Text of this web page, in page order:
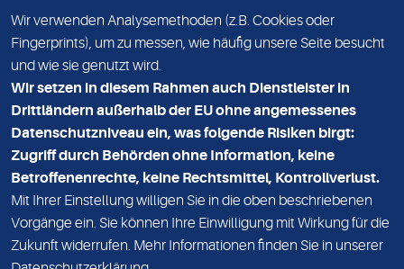
DATENSCHUTZ
KONTAKT
NEWSLETTER
ADRESSE
MVZ Medizinisches Labor Nord MLN GmbH
Essener Straße 108
22419 Hamburg
Wir verwenden Analysemethoden (z.B. Cookies oder
Fingerprints), um zu messen, wie häufig unsere Seite besucht
und wie sie genutzt wird.
Wir setzen in diesem Rahmen auch Dienstleister in
Drittländern außerhalb der EU ohne angemessenes
Datenschutzniveau ein, was folgende Risiken birgt:
Zugriff durch Behörden ohne Information, keine
Betroffenenrechte, keine Rechtsmittel, Kontrollverlust.
Mit Ihrer Einstellung willigen Sie in die oben beschriebenen
Vorgänge ein. Sie können Ihre Einwilligung mit Wirkung für die
Zukunft widerrufen. Mehr Informationen finden Sie in unserer